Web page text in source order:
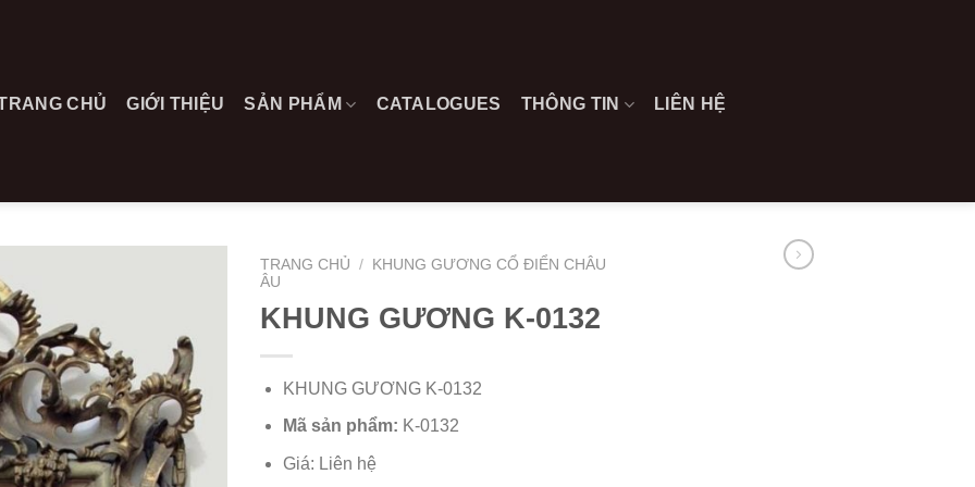
CHỦ
GIỚI THIỆU SẢN PHẨM CATALOGUES THÔNG TIN LIÊN HỆ
TRANG CHỦ /
KHUNG GƯƠNG CỔ ĐIỂN CHÂU
ÂU
KHUNG GƯƠNG K-0132
KHUNG GƯƠNG K-0132
Mã sản phẩm: K-0132
Giá: Liên hệ